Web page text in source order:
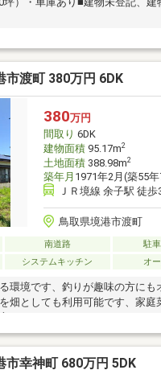
市渡町 380万円 6DK
380万円
間取り 6DK
建物面積95.17m2
土地面積388.98m2
築年月 1971年2月(築55
ＪＲ境線 余子駅 徒歩
鳥取県境港市渡町
南道路
駐
システムキッチン オ
環境です、釣りが趣味の方にも
畑としても利用可能です、家庭
市幸神町 680万円 5DK